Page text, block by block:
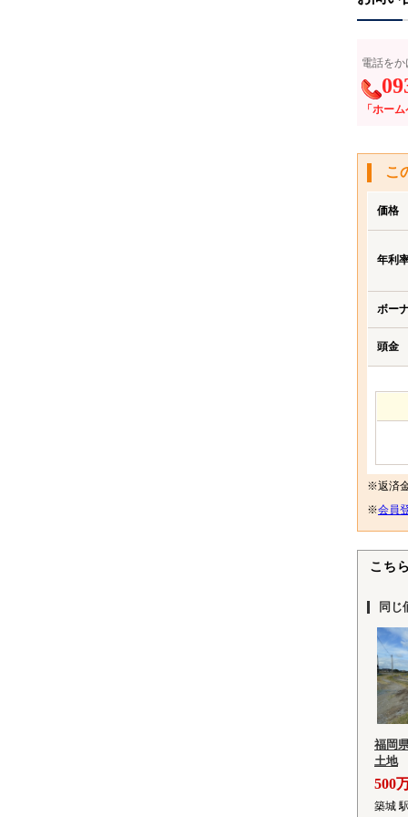
電話をか
「ホー
こ
価格
年利
ボー
頭金
※返済
※会員
こち
同じ
福岡
土地
500
築城